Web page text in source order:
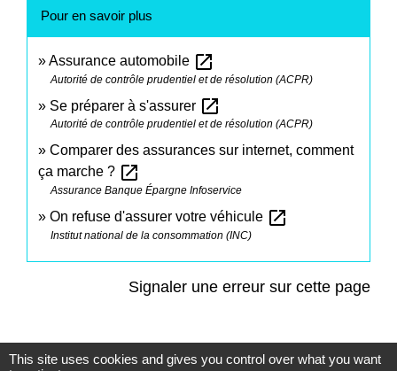
Pour en savoir plus
Assurance automobile open_in_new
Autorité de contrôle prudentiel et de résolution (ACPR)
Se préparer à s'assurer open_in_new
Autorité de contrôle prudentiel et de résolution (ACPR)
Comparer des assurances sur internet, comment
ça marche ? open_in_new
Assurance Banque Épargne Infoservice
On refuse d'assurer votre véhicule open_in_new
Institut national de la consommation (INC)
Signaler une erreur sur cette page
This site uses cookies and gives you control over what you want